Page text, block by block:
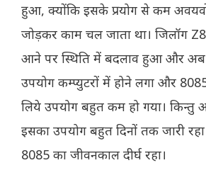
हुआ, क्योंकि इसके प्रयोग से कम
जोड़कर काम चल जाता था। जिलॉग
आने पर स्थिति में बदलाव हुआ और
उपयोग कम्प्युटरों में होने लगा और
लिये उपयोग बहुत कम हो गया। किन्तु
इसका उपयोग बहुत दिनों तक जारी
8085 का जीवनकाल दीर्घ रहा।